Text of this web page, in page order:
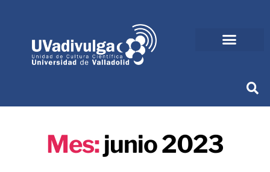
Mes:junio 2023